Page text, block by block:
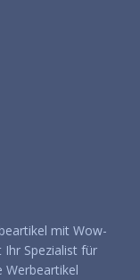
mit Wow-
Ihr Spezialist für
Werbeartikel